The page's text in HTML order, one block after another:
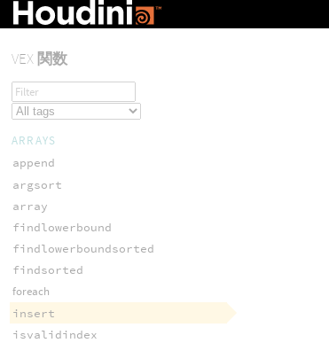
VEX関数
ARRAYS
append
argsort
array
findlowerbound
findlowerboundsorted
findsorted
foreach
insert
isvalidindex